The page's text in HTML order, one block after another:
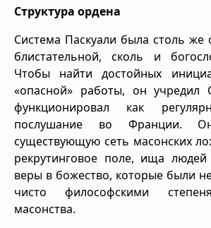
Структура ордена
Система Паскуали была столь же
блистательной, сколь и
Чтобы найти достойных
«опасной» работы, он учредил
функционировал как
послушание во Франции. Он
существующую сеть масонских
рекрутинговое поле, ища
веры в божество, которые были
чисто философскими
масонства.